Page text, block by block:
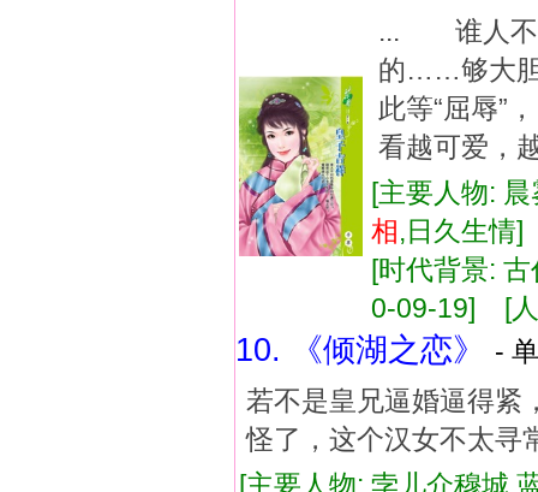
... 谁人不
的……够大
此等“屈辱
看越可爱
[主要人物:
相,日久生
[时代背景:
0-09-19] [
10. 《倾湖之恋》
-
若不是皇兄逼婚逼得紧
怪了，这个汉女不太寻
[主要人物: 孛儿介穆城